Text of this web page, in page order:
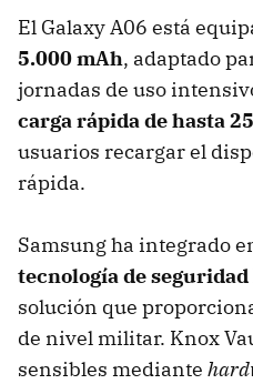
El Galaxy A06 está
5.000 mAh, adaptado
jornadas de uso
carga rápida de hasta
usuarios recargar el
rápida.
Samsung ha integrado
tecnología de
solución que
de nivel militar. Knox
sensibles mediante